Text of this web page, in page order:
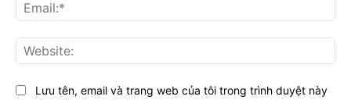
Lưu tên, email và trang web của tôi trong trình duyệt này